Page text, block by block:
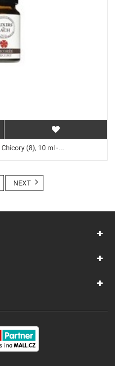
(8), 10 ml -...
NEXT